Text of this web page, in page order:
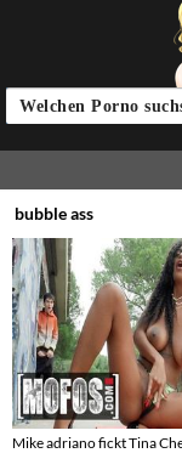
bubble ass